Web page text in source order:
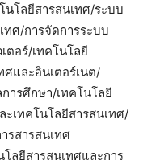
นโลยีสารสนเทศ/ระบบ
ทศ/การจัดการระบบ
ตอร์/เทคโนโลยี
ศและอินเตอร์เนต/
ารศึกษา/เทคโนโลยี
ะเทคโนโลยีสารสนเทศ/
รสารสนเทศ
ลยีสารสนเทศและการ